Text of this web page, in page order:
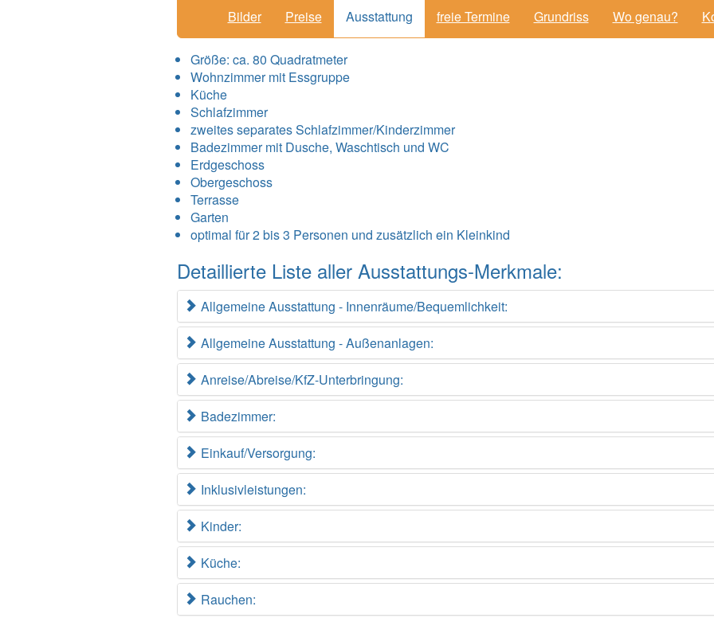
Bilder Preise Ausstattung freie Termine Grundriss Wo genau?
Größe: ca. 80 Quadratmeter
Wohnzimmer mit Essgruppe
Küche
Schlafzimmer
zweites separates Schlafzimmer/Kinderzimmer
Badezimmer mit Dusche, Waschtisch und WC
Erdgeschoss
Obergeschoss
Terrasse
Garten
optimal für 2 bis 3 Personen und zusätzlich ein Kleinkind
Detaillierte Liste aller Ausstattungs-Merkmale:
Allgemeine Ausstattung - Innenräume/Bequemlichkeit:
Allgemeine Ausstattung - Außenanlagen:
Anreise/Abreise/KfZ-Unterbringung:
Badezimmer:
Einkauf/Versorgung:
Inklusivleistungen:
Kinder:
Küche:
Rauchen: